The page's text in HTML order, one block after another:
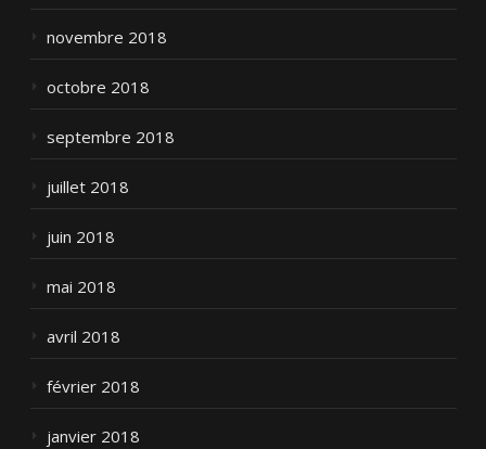
novembre 2018
octobre 2018
septembre 2018
juillet 2018
juin 2018
mai 2018
avril 2018
février 2018
janvier 2018